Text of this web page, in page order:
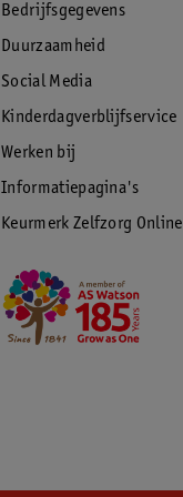
Bedrijfsgegevens
Duurzaamheid
Social Media
Kinderdagverblijfservice
Werken bij
Informatiepagina's
Keurmerk Zelfzorg Online